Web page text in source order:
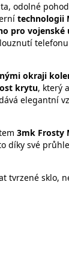
odolné
technologii
pro vojenské
okraji
krytu, který
elegantní
3mk Frosty
díky své
tvrzené sklo,